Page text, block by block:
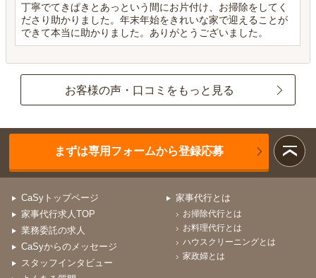
丁寧でてきぱきとあっという間にお片付け、お掃除をしてく
ださり助かりました。年末年始をきれいな家で迎えることが
できて本当に助かりました。ありがとうございました。
お客様の声・口コミをもっと見る
まずは専用フォームから登録応募
CaSyトップページ
家事代行求人TOP
業務委託の求人
CaSyからのメッセージ
スタッフインタビュー
家事代行とは
お掃除代行とは
お料理代行とは
ハウスクリーニングとは
家政婦とは